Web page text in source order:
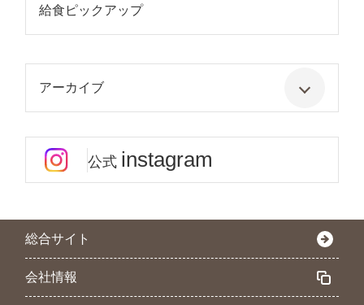
給食ピックアップ
アーカイブ
公式 instagram
総合サイト
会社情報